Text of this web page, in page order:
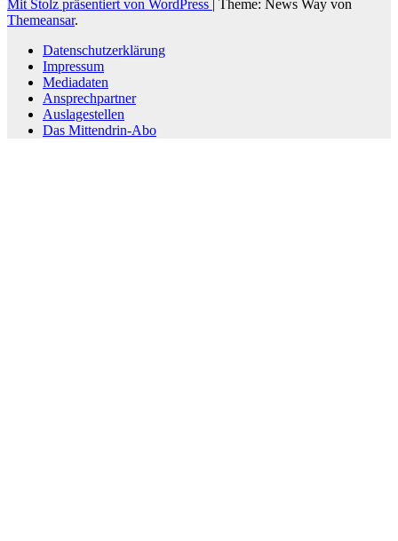
Mit Stolz präsentiert von WordPress | Theme: News Way von
Themeansar.
Datenschutzerklärung
Impressum
Mediadaten
Ansprechpartner
Auslagestellen
Das Mittendrin-Abo